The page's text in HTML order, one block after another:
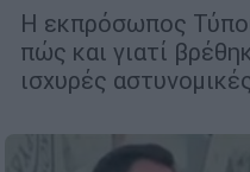
Η εκπρόσωπος
πώς και γιατί
ισχυρές